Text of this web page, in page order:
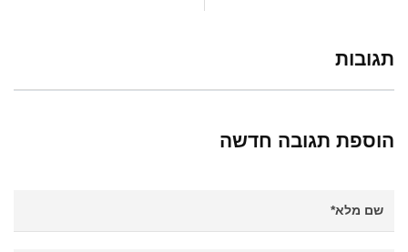
תגובות
הוספת תגובה חדשה